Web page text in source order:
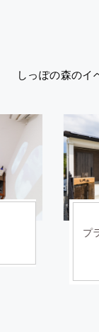
しっぽの森のイ
プ